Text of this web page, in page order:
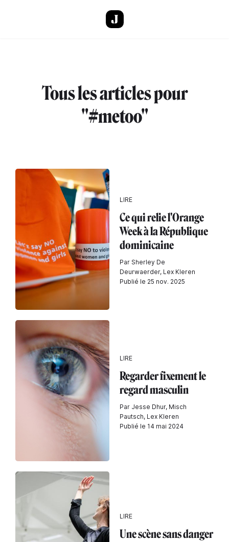
Tous les articles pour
"#metoo"
LIRE
Ce qui relie l'Orange
Week à la République
dominicaine
Par Sherley De
Deurwaerder, Lex Kleren
Publié le 25 nov. 2025
LIRE
Regarder fixement le
regard masculin
Par Jesse Dhur, Misch
Pautsch, Lex Kleren
Publié le 14 mai 2024
LIRE
Une scène sans danger